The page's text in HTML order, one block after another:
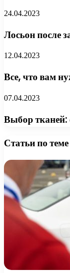
24.04.2023
Лосьон после
12.04.2023
Все, что вам
07.04.2023
Выбор тканей:
Статьи по теме